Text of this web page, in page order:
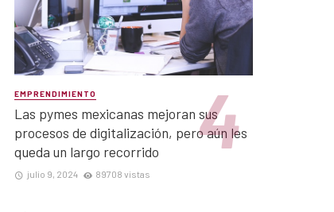
EMPRENDIMIENTO
Las pymes mexicanas mejoran sus
procesos de digitalización, pero aún les
queda un largo recorrido
julio 9, 2024 89708 vistas